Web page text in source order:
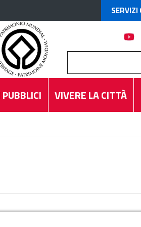
SERVIZI
VIVERE LA CITTÀ